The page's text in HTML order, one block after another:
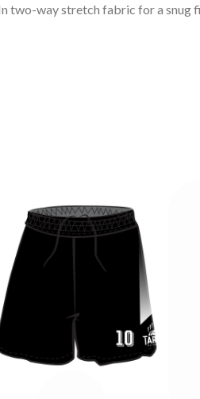
way stretch fabric for a snug